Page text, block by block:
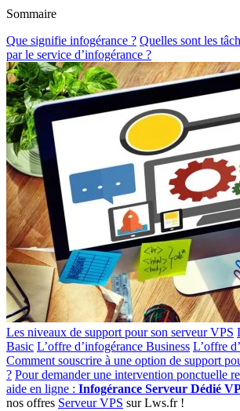
Sommaire
Que signifie infogérance ? Quelles sont les
par le service d’infogérance ?
Les niveaux de support pour son serveur VPS
Basic L’offre d’infogérance Business L’offre
Comment souscrire à une option de support
? Pour demander une intervention ponctuelle
aide en ligne : Infogérance Serveur Dédié
nos offres Serveur VPS sur Lws.fr !